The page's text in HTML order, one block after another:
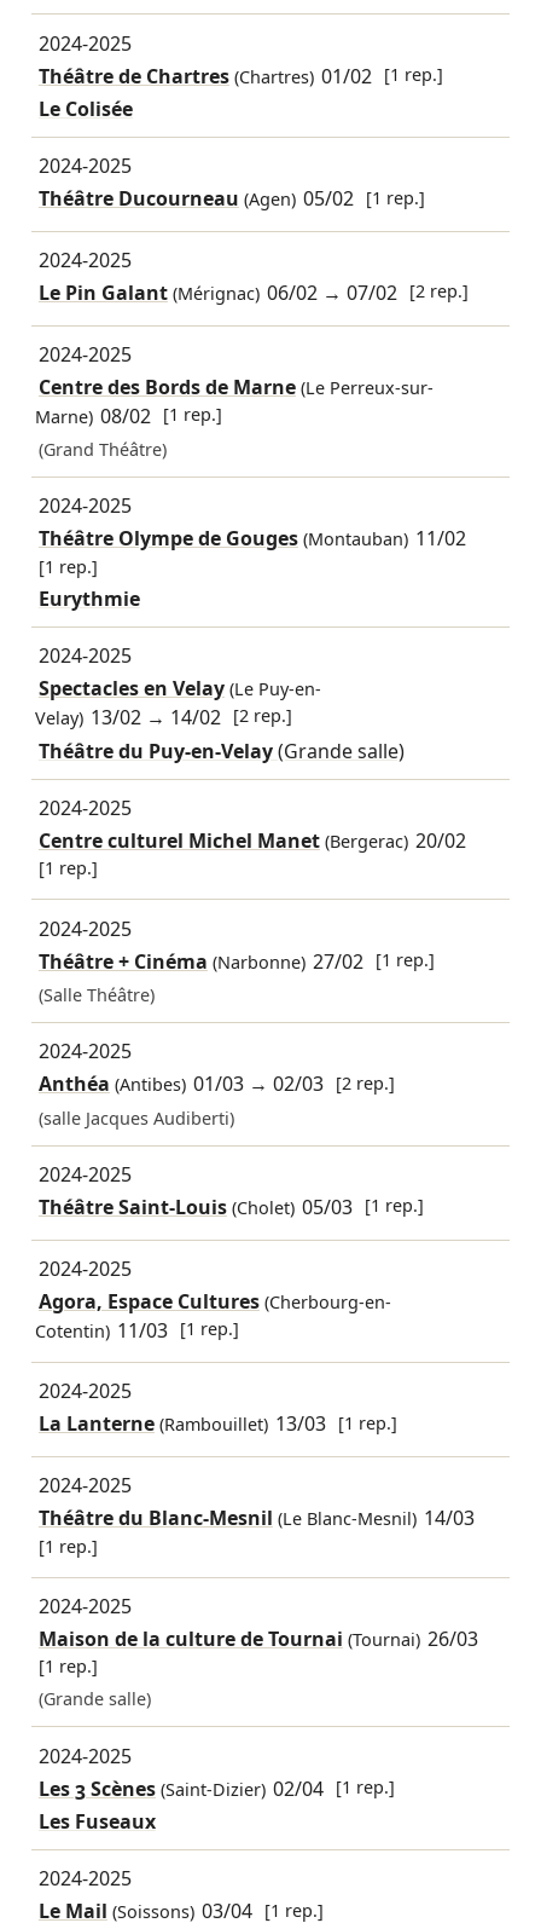
2024-2025
Théâtre de Chartres(Chartres) 01/02 [1 rep.]
Le Colisée
2024-2025
Théâtre Ducourneau (Agen) 05/02 [1 rep.]
2024-2025
Le Pin Galant(Mérignac) 06/02 →07/02 [2 rep.]
2024-2025
Centre des Bords de Marne(Le Perreux-sur-
Marne) 08/02 [1 rep.]
(Grand Théâtre)
2024-2025
Théâtre Olympe de Gouges(Montauban) 11/02
[1 rep.]
Eurythmie
2024-2025
Spectacles en Velay(Le Puy-en-
Velay) 13/02 → 14/02 [2 rep.]
Théâtre du Puy-en-Velay(Grande salle)
2024-2025
Centre culturel Michel Manet(Bergerac) 20/02
[1 rep.]
2024-2025
Théâtre + Cinéma (Narbonne) 27/02 [1 rep.]
(Salle Théâtre)
2024-2025
Anthéa (Antibes) 01/03 →02/03 [2 rep.]
(salle Jacques Audiberti)
2024-2025
Théâtre Saint-Louis(Cholet) 05/03 [1 rep.]
2024-2025
Agora, Espace Cultures(Cherbourg-en-
Cotentin) 11/03 [1 rep.]
2024-2025
La Lanterne(Rambouillet) 13/03 [1 rep.]
2024-2025
Théâtre du Blanc-Mesnil (Le Blanc-Mesnil) 14/03
[1 rep.]
2024-2025
Maison de la culture de Tournai (Tournai) 26/03
[1 rep.]
(Grande salle)
2024-2025
Les 3 Scènes(Saint-Dizier) 02/04 [1 rep.]
Les Fuseaux
2024-2025
Le Mail (Soissons) 03/04 [1 rep.]